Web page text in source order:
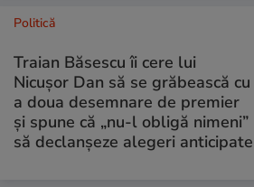
Politică
Traian Băsescu îi cere lui
Nicușor Dan să se grăbească cu
a doua desemnare de premier
și spune că „nu-l obligă nimeni”
să declanșeze alegeri anticipate